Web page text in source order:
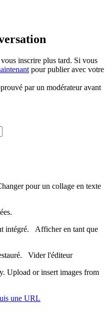
inscrire plus tard. Si vous
pour publier avec votre
par un modérateur avant
pour un collage en texte
intégré. Afficher en tant que
Vider l'éditeur
Upload or insert images from
une URL